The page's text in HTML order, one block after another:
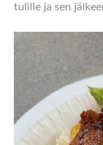
tulille ja sen